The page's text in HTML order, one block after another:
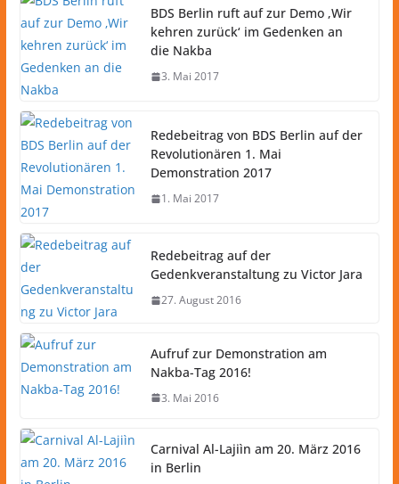
BDS Berlin ruft auf zur Demo ‚Wir
kehren zurück‘ im Gedenken an
die Nakba
3. Mai 2017
Redebeitrag von BDS Berlin auf der
Revolutionären 1. Mai
Demonstration 2017
1. Mai 2017
Redebeitrag auf der
Gedenkveranstaltung zu Victor Jara
27. August 2016
Aufruf zur Demonstration am
Nakba-Tag 2016!
3. Mai 2016
Carnival Al-Lajiìn am 20. März 2016
in Berlin